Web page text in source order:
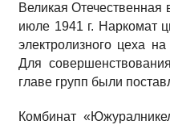
Великая
июле 1941 г. Наркомат
электролизного цеха
Для
главе групп были
Комбинат